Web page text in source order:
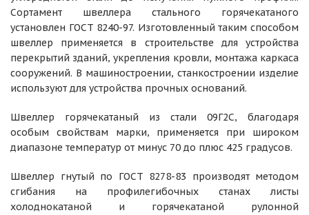
Сортамент швеллера стального горячекатаного
установлен ГОСТ 8240-97. Изготовленный таким способом
швеллер применяется в строительстве для устройства
перекрытий зданий, укрепления кровли, монтажа каркаса
сооружений. В машиностроении, станкостроении изделие
используют для устройства прочных оснований.
Швеллер горячекатаный из стали 09Г2С, благодаря
особым свойствам марки, применяется при широком
диапазоне температур от минус 70 до плюс 425 градусов.
Швеллер гнутый по ГОСТ 8278-83 производят методом
сгибания на профилегибочных станах листы
холоднокатаной и горячекатаной рулонной